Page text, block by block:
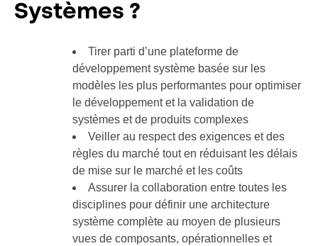
Systèmes ?
Tirer parti d’une plateforme de
développement système basée sur les
modèles les plus performantes pour optimiser
le développement et la validation de
systèmes et de produits complexes
Veiller au respect des exigences et des
règles du marché tout en réduisant les délais
de mise sur le marché et les coûts
Assurer la collaboration entre toutes les
disciplines pour définir une architecture
système complète au moyen de plusieurs
vues de composants, opérationnelles et